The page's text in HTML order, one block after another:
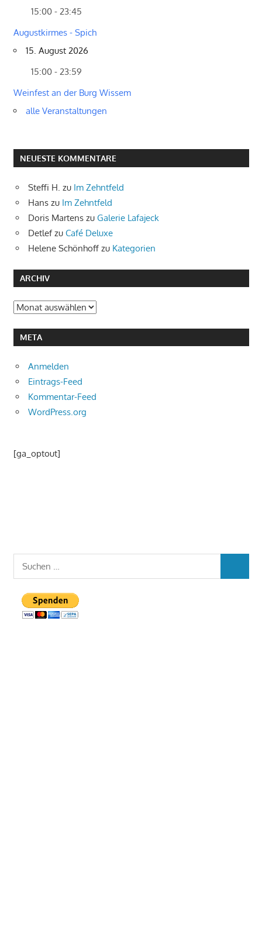
15:00 - 23:45
Augustkirmes - Spich
15. August 2026
15:00 - 23:59
Weinfest an der Burg Wissem
alle Veranstaltungen
NEUESTE KOMMENTARE
Steffi H. zu Im Zehntfeld
Hans zu Im Zehntfeld
Doris Martens zu Galerie Lafajeck
Detlefzu Café Deluxe
Helene Schönhoff zu Kategorien
ARCHIV
Archiv
META
Anmelden
Eintrags-Feed
Kommentar-Feed
WordPress.org
[ga_optout]
Suchen
nach: